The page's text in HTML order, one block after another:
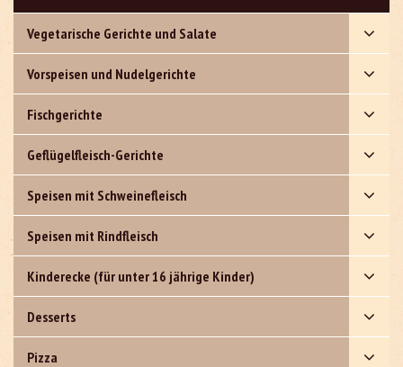
Vegetarische Gerichte und Salate
Vorspeisen und Nudelgerichte
Fischgerichte
Geflügelfleisch-Gerichte
Speisen mit Schweinefleisch
Speisen mit Rindfleisch
Kinderecke (für unter 16 jährige Kinder)
Desserts
Pizza